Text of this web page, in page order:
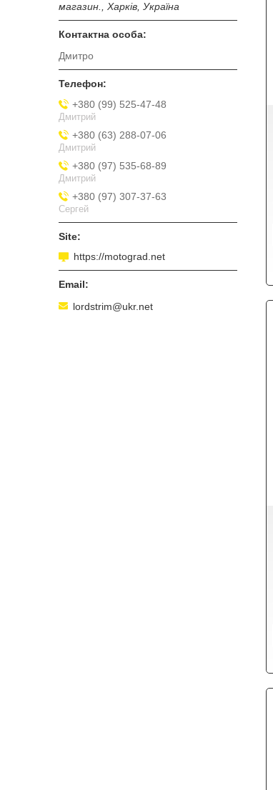
магазин., Харків, Україна
Дмитро
+380 (99) 525-47-48
Дмитрий
+380 (63) 288-07-06
Дмитрий
+380 (97) 535-68-89
Дмитрий
+380 (97) 307-37-63
Сергей
https://motograd.net
lordstrim@ukr.net